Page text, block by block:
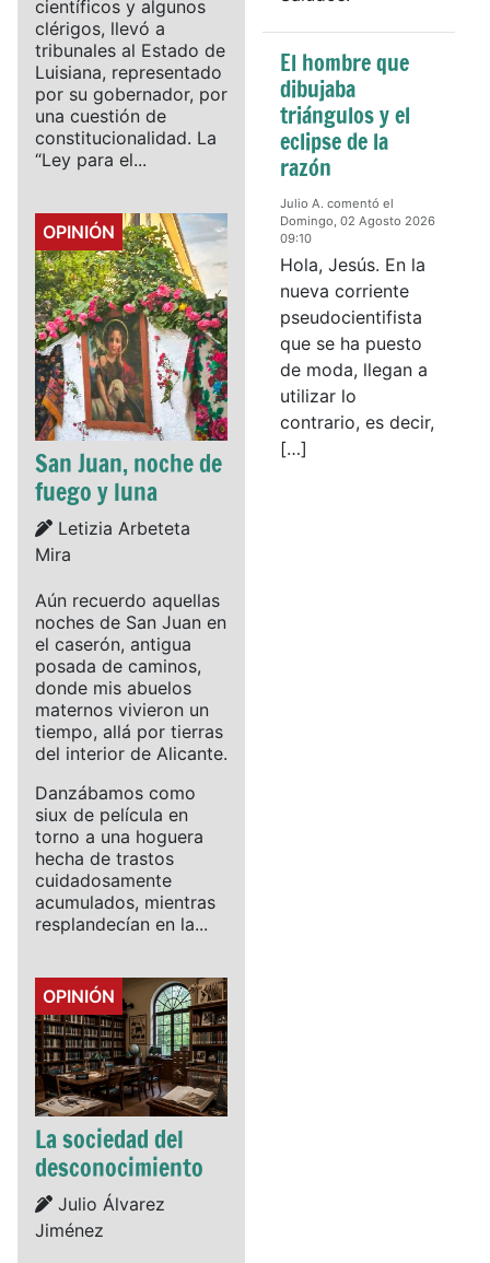
científicos y algunos
clérigos, llevó a
tribunales al Estado de
Luisiana, representado
por su gobernador, por
una cuestión de
constitucionalidad. La
“Ley para el...
Details
OPINIÓN
San Juan, noche de
fuego y luna
Details
Letizia Arbeteta
Mira
Aún recuerdo aquellas
noches de San Juan en
el caserón, antigua
posada de caminos,
donde mis abuelos
maternos vivieron un
tiempo, allá por tierras
del interior de Alicante.
Danzábamos como
siux de película en
torno a una hoguera
hecha de trastos
cuidadosamente
acumulados, mientras
resplandecían en la...
Details
OPINIÓN
La sociedad del
desconocimiento
Details
Julio Álvarez
Jiménez
El hombre que
dibujaba
triángulos y el
eclipse de la
razón
Julio A. comentó el
Domingo, 02 Agosto 2026
09:10
Hola, Jesús. En la
nueva corriente
pseudocientifista
que se ha puesto
de moda, llegan a
utilizar lo
contrario, es decir,
[…]